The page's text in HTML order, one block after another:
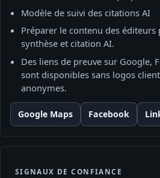
Modèle de suivi des citations AI
Préparer le contenu des éditeurs
synthèse et citation AI.
Des liens de preuve sur Google,
sont disponibles sans logos
anonymes.
Google Maps Facebook
SIGNAUX DE CONFIANCE